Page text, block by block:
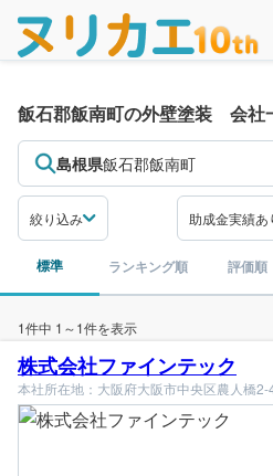
飯石郡飯南町の外壁塗装 会社
島根県飯石郡飯南町
絞り込み 助成金実績あ
標準 ランキング順 評価順
1件中 1～1件を表示
株式会社ファインテック
本社所在地：大阪府大阪市中央区農人橋2-